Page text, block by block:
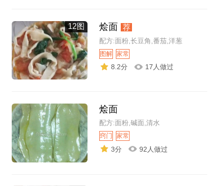
12图 烩面 荐
配方:面粉,长豆角,番茄,洋葱
图解 家常
8.2分 17人做过
烩面
配方:面粉,碱面,清水
窍门 家常
3分 92人做过